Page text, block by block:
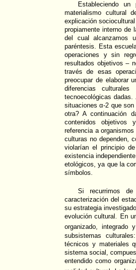
Estableciendo
materialismo cultural
explicación
propiamente interno de
del cual alcanzamos
paréntesis. Esta
operaciones y sin
resultados objetivos –
través de esas
preocupar de elaborar
diferencias
tecnoecológicas
situaciones α-2 que
otra? A continuación
contenidos objetivos
referencia a
culturas no dependen,
violarían el principio
existencia
etológicos, ya que la
símbolos.
Si recurrimos
caracterización del
su estrategia
evolución cultural. En
organizado, integrado
subsistemas
técnicos y materiales
sistema social,
entendido como